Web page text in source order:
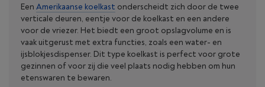
Een Amerikaanse koelkast onderscheidt zich door de twee
verticale deuren, eentje voor de koelkast en een andere
voor de vriezer. Het biedt een groot opslagvolume en is
vaak uitgerust met extra functies, zoals een water- en
ijsblokjesdispenser. Dit type koelkast is perfect voor grote
gezinnen of voor zij die veel plaats nodig hebben om hun
etenswaren te bewaren.